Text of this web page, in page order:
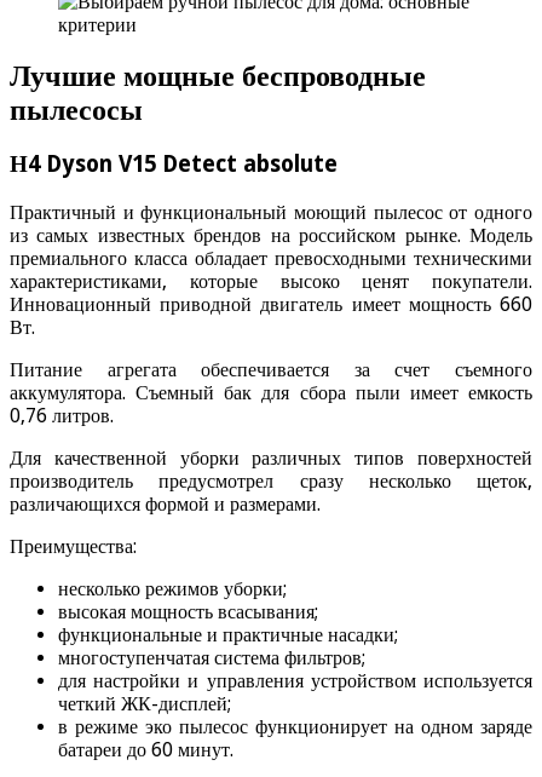
Лучшие мощные беспроводные
пылесосы
Н4 Dyson V15 Detect absolute
Практичный и функциональный моющий пылесос от одного
из самых известных брендов на российском рынке. Модель
премиального класса обладает превосходными техническими
характеристиками, которые высоко ценят покупатели.
Инновационный приводной двигатель имеет мощность 660
Вт.
Питание агрегата обеспечивается за счет съемного
аккумулятора. Съемный бак для сбора пыли имеет емкость
0,76 литров.
Для качественной уборки различных типов поверхностей
производитель предусмотрел сразу несколько щеток,
различающихся формой и размерами.
Преимущества:
несколько режимов уборки;
высокая мощность всасывания;
функциональные и практичные насадки;
многоступенчатая система фильтров;
для настройки и управления устройством используется
четкий ЖК-дисплей;
в режиме эко пылесос функционирует на одном заряде
батареи до 60 минут.